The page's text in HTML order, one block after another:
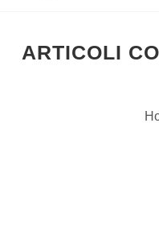
ARTICOLI